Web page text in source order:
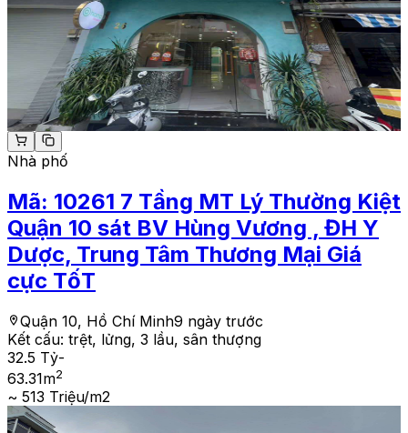
Nhà phố
Mã: 10261 7 Tầng MT Lý Thường Kiệt
Quận 10 sát BV Hùng Vương , ĐH Y
Dược, Trung Tâm Thương Mại Giá
cực TốT
Quận 10, Hồ Chí Minh9 ngày trước
Kết cấu: trệt, lửng, 3 lầu, sân thượng
32.5 Tỷ-
63.31m2
~ 513 Triệu/m2